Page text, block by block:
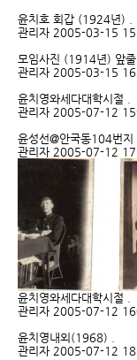
윤치호 회갑 (1924년)
관리자 2005-03-15
모임사진 (1914년) 앞
관리자 2005-03-15
윤치영와세다대학시절
관리자 2005-07-12
윤성선@안국동104번지
관리자 2005-07-12
윤치영와세다대학시절
관리자 2005-07-12
윤치영내외(1968)
관리자 2005-07-12